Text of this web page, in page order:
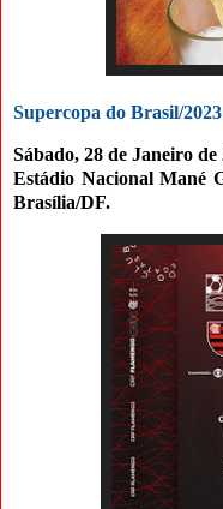
Supercopa do Brasil/
Sábado, 28 de Janeiro de
Estádio Nacional Mané
Brasília/DF.